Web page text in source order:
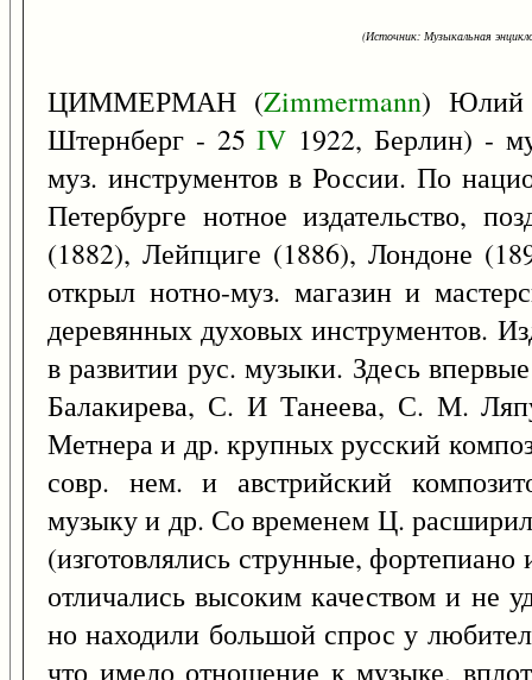
(Источник: Музыкальная
ЦИММЕРМАН (Zimmermann) Юлий
Штернберг - 25IV 1922, Берлин) -
муз. инструментов в России. По
Петербурге нотное издательство,
(1882), Лейпциге (1886), Лондоне
открыл нотно-муз. магазин и
деревянных духовых инструментов.
в развитии рус. музыки. Здесь
Балакирева, С. И Танеева, С. М.
Метнера и др. крупных русский
совр. нем. и австрийский
музыку и др. Со временем Ц. расширил
(изготовлялись струнные,
отличались высоким качеством и не
но находили большой спрос у
что имело отношение к музыке,